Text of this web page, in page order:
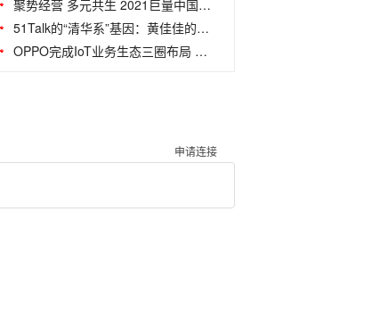
聚势经营 多元共生 2021巨量中国浙江城
51Talk的“清华系”基因：黄佳佳的十年普
OPPO完成IoT业务生态三圈布局 独家定制
申请连接